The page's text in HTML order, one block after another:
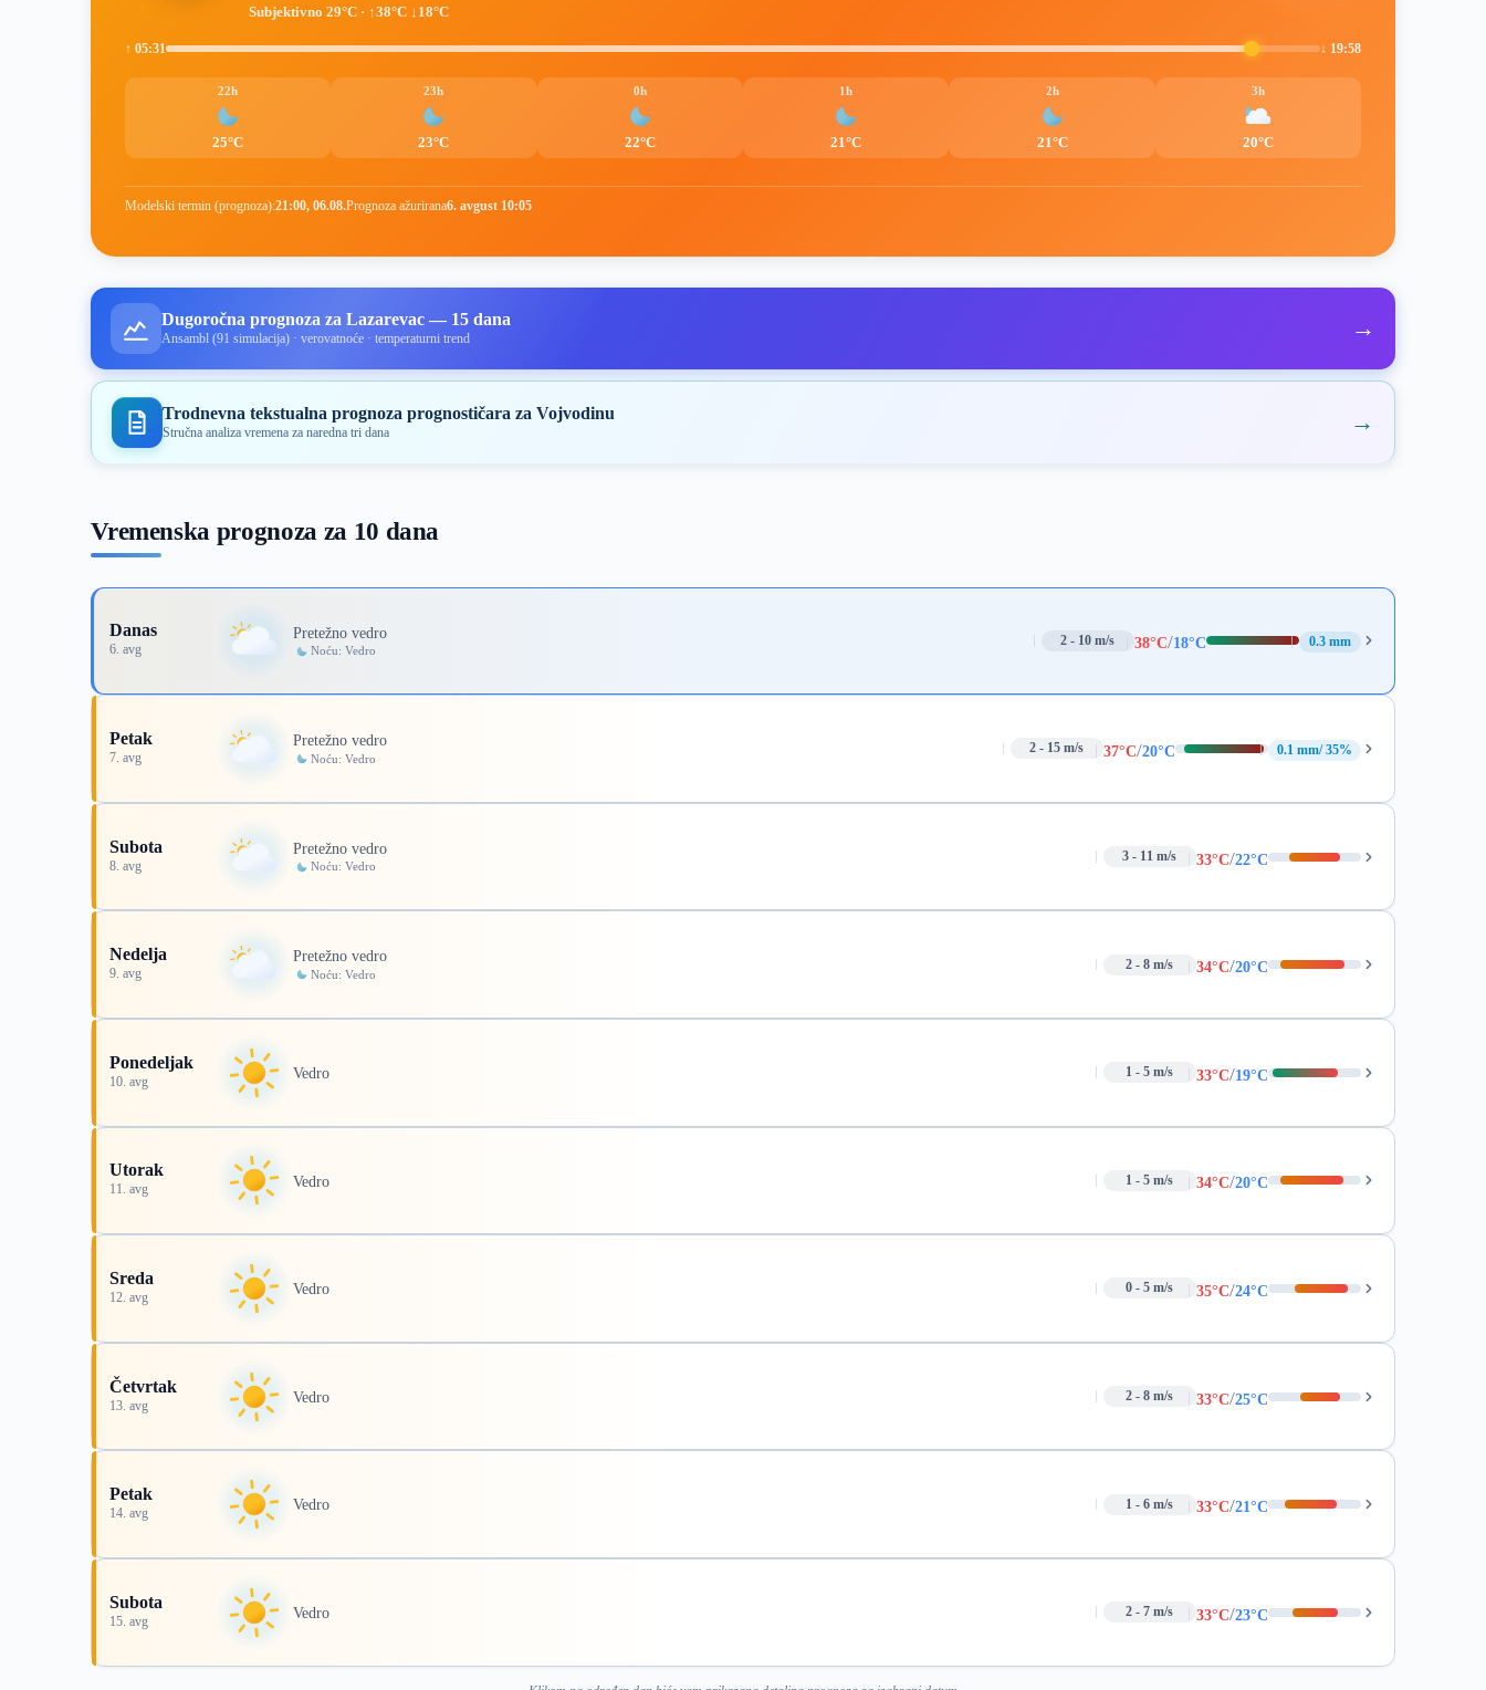
Subjektivno 29°C · ↑38°C ↓18°C
↑ 05:31 ↓ 19:58
22h
25°C
23h
23°C
0h
22°C
1h
21°C
2h
21°C
3h
20°C
Modelski termin (prognoza):21:00, 06.08.Prognoza ažurirana6. avgust 10:05
Dugoročna prognoza za Lazarevac — 15 dana
Ansambl (91 simulacija) · verovatnoće · temperaturni trend →
Trodnevna tekstualna prognoza prognostičara za Vojvodinu
Stručna analiza vremena za naredna tri dana →
Vremenska prognoza za 10 dana
Danas
6. avg
Pretežno vedro
Noću: Vedro
2 - 10 m/s 38°C/18°C 0.3 mm
Petak
7. avg
Pretežno vedro
Noću: Vedro
2 - 15 m/s 37°C/20°C 0.1 mm 35%
Subota
8. avg
Pretežno vedro
Noću: Vedro
3 - 11 m/s 33°C/22°C
Nedelja
9. avg
Pretežno vedro
Noću: Vedro
2 - 8 m/s 34°C/20°C
Ponedeljak
10. avg Vedro 1 - 5 m/s 33°C/19°C
Utorak
11. avg Vedro 1 - 5 m/s 34°C/20°C
Sreda
12. avg Vedro 0 - 5 m/s 35°C/24°C
Četvrtak
13. avg Vedro 2 - 8 m/s 33°C/25°C
Petak
14. avg Vedro 1 - 6 m/s 33°C/21°C
Subota
15. avg Vedro 2 - 7 m/s 33°C/23°C